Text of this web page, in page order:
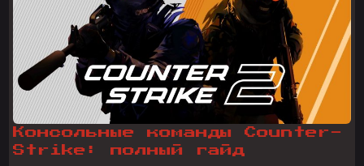
Консольные команды Counter-
Strike: полный гайд